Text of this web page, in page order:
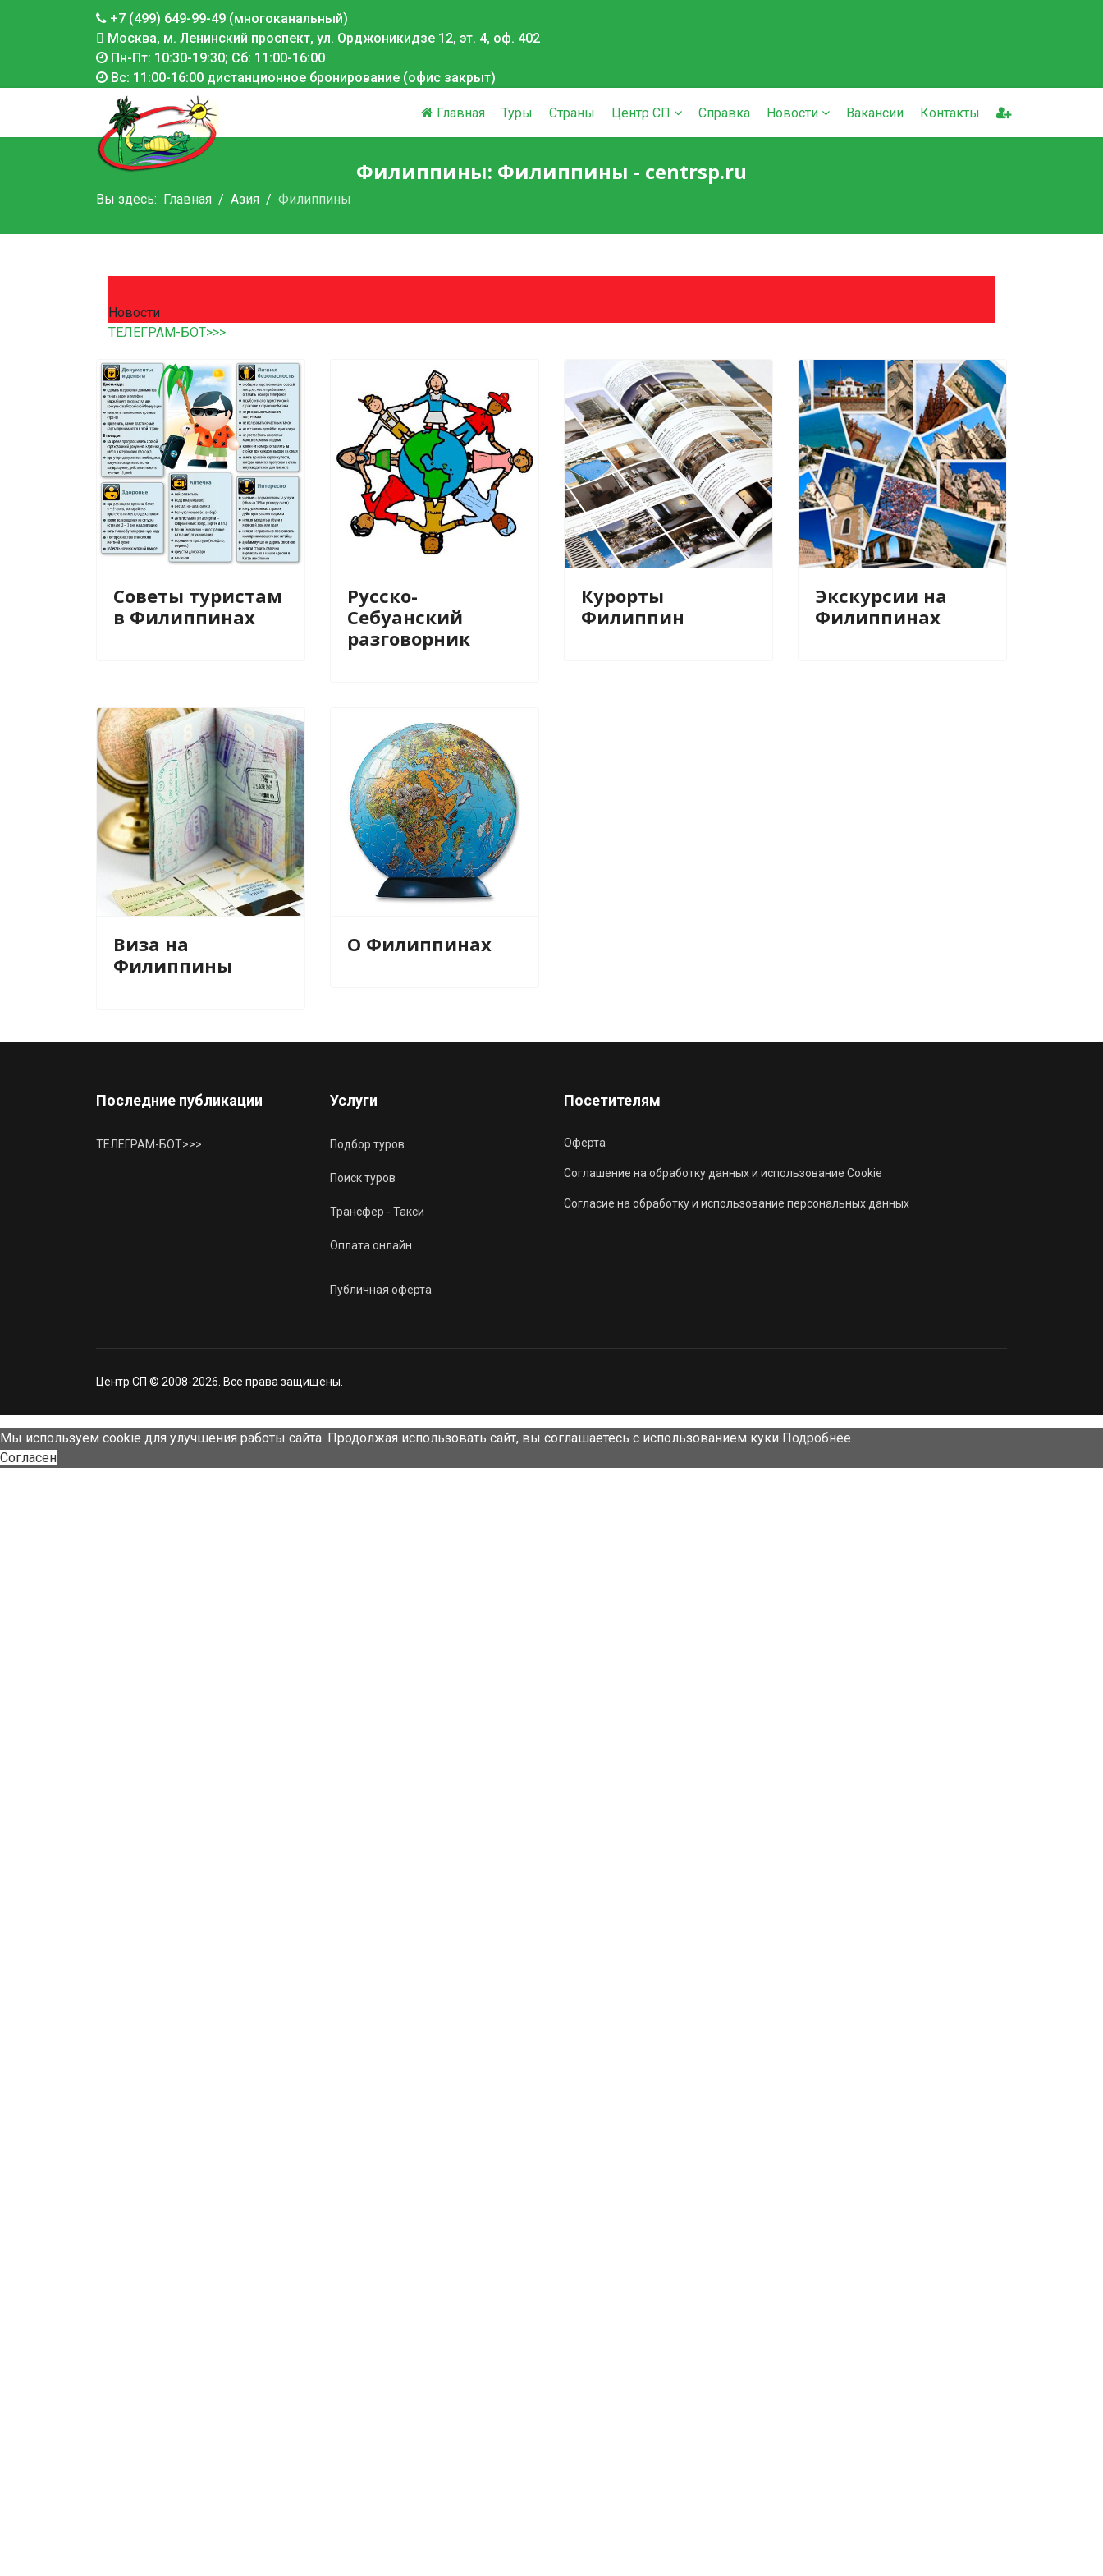
+7 (499) 649-99-49 (многоканальный)
Москва, м. Ленинский проспект, ул. Орджоникидзе 12, эт. 4, оф. 402
Пн-Пт: 10:30-19:30; Сб: 11:00-16:00
Вс: 11:00-16:00 дистанционное бронирование (офис закрыт)
Главная Туры Страны Центр СП Справка Новости Вакансии Контакты
Филиппины: Филиппины - centrsp.ru
Вы здесь: Главная Азия Филиппины
Новости
ТЕЛЕГРАМ-БОТ>>>
Советы туристам
в Филиппинах
Русско-
Себуанский
разговорник
Курорты
Филиппин
Экскурсии на
Филиппинах
Виза на
Филиппины
О Филиппинах
Последние публикации
ТЕЛЕГРАМ-БОТ>>>
Услуги
Подбор туров
Поиск туров
Трансфер - Такси
Оплата онлайн
Публичная оферта
Посетителям
Оферта
Соглашение на обработку данных и использование Cookie
Согласие на обработку и использование персональных данных
Центр СП © 2008-2026. Все права защищены.
Мы используем cookie для улучшения работы сайта. Продолжая использовать сайт, вы соглашаетесь с использованием куки Подробнее
Согласен